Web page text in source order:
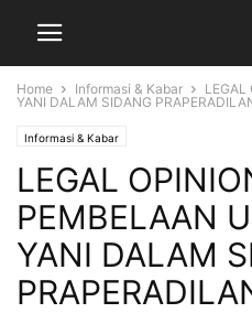
Home Informasi & Kabar
LEGAL
YANI DALAM SIDANG
Informasi & Kabar
LEGAL
PEMBELAAN
YANI DALAM